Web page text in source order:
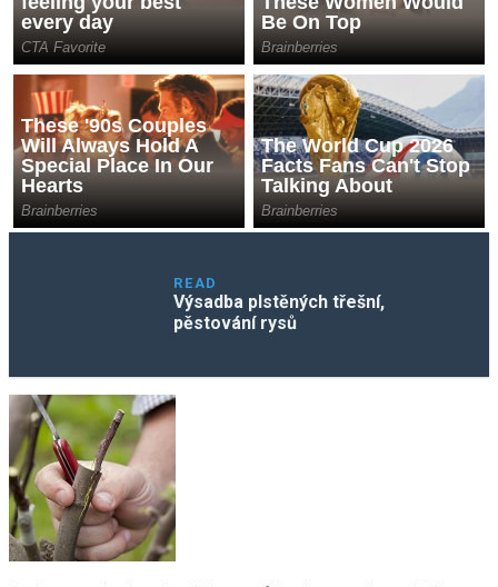
READ
Výsadba plstěných třešní,
pěstování rysů